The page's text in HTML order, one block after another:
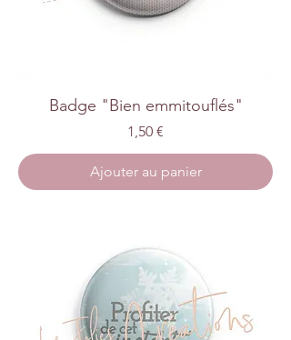
Badge "Bien emmitouflés"
Prix
1,50 €
Ajouter au panier